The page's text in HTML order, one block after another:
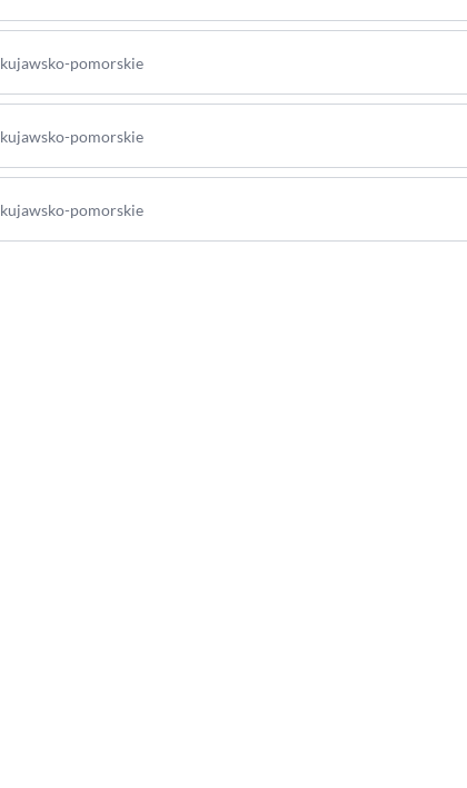
kujawsko-pomorskie
kujawsko-pomorskie
kujawsko-pomorskie